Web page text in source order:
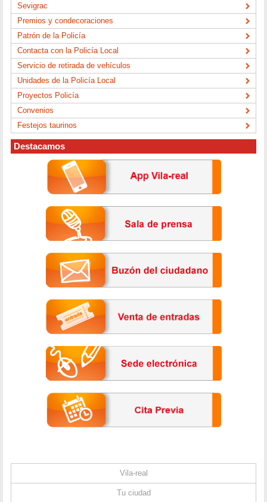
Sevigrac
Premios y condecoraciones
Patrón de la Policía
Contacta con la Policía Local
Servicio de retirada de vehículos
Unidades de la Policía Local
Proyectos Policía
Convenios
Festejos taurinos
Destacamos
Vila-real
Tu ciudad